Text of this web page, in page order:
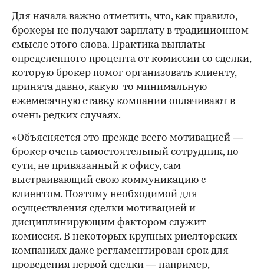
Для начала важно отметить, что, как правило,
брокеры не получают зарплату в традиционном
смысле этого слова. Практика выплаты
определенного процента от комиссии со сделки,
которую брокер помог организовать клиенту,
принята давно, какую-то минимальную
ежемесячную ставку компании оплачивают в
очень редких случаях.
«Объясняется это прежде всего мотивацией —
брокер очень самостоятельный сотрудник, по
сути, не привязанный к офису, сам
выстраивающий свою коммуникацию с
клиентом. Поэтому необходимой для
осуществления сделки мотивацией и
дисциплинирующим фактором служит
комиссия. В некоторых крупных риелторских
компаниях даже регламентирован срок для
проведения первой сделки — например,